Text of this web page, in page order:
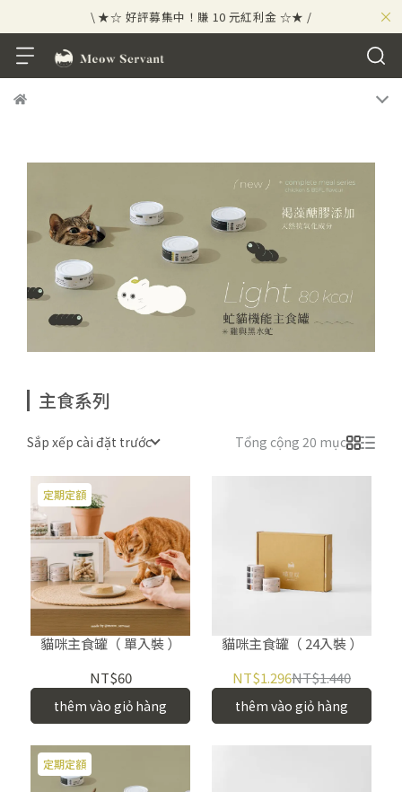
×
\ ★☆ 好評募集中！賺 10 元紅利金 ☆★ /
⟡⣠𝘄𝗲𝗹𝗰𝗼𝗺𝗲 ⁘ 新會員贈 50 元紅利金
\ ★☆ 好評募集中！賺 10 元紅利金 ☆★ /
主食系列
Sắp xếp cài đặt trước Tổng cộng 20 mục
定期定額
貓咪主食罐（ 單入裝 ）
NT$60
thêm vào giỏ hàng
貓咪主食罐（ 24入裝 ）
NT$1.296NT$1.440
thêm vào giỏ hàng
定期定額